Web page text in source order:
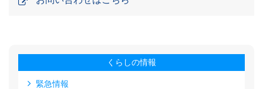
くらしの情報
緊急情報